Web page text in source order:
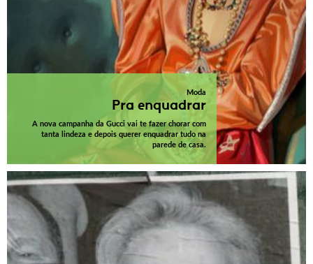
Moda
Pra enquadrar
A nova campanha da Gucci vai te fazer chorar com
tanta lindeza e depois querer enquadrar tudo na
parede de casa.